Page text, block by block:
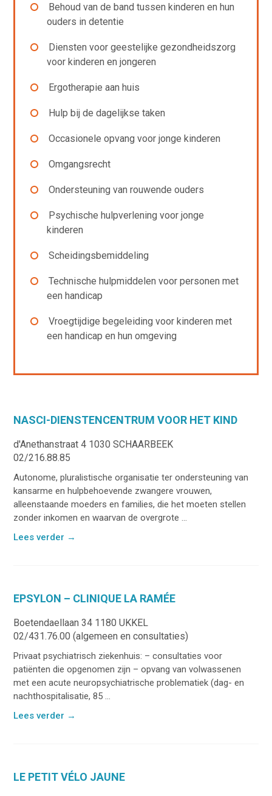
Behoud van de band tussen kinderen en hun
ouders in detentie
Diensten voor geestelijke gezondheidszorg
voor kinderen en jongeren
Ergotherapie aan huis
Hulp bij de dagelijkse taken
Occasionele opvang voor jonge kinderen
Omgangsrecht
Ondersteuning van rouwende ouders
Psychische hulpverlening voor jonge
kinderen
Scheidingsbemiddeling
Technische hulpmiddelen voor personen met
een handicap
Vroegtijdige begeleiding voor kinderen met
een handicap en hun omgeving
NASCI-DIENSTENCENTRUM VOOR HET KIND
d'Anethanstraat 4 1030 SCHAARBEEK
02/216.88.85
Autonome, pluralistische organisatie ter ondersteuning van
kansarme en hulpbehoevende zwangere vrouwen,
alleenstaande moeders en families, die het moeten stellen
zonder inkomen en waarvan de overgrote ...
Lees verder →
EPSYLON – CLINIQUE LA RAMÉE
Boetendaellaan 34 1180 UKKEL
02/431.76.00 (algemeen en consultaties)
Privaat psychiatrisch ziekenhuis: – consultaties voor
patiënten die opgenomen zijn – opvang van volwassenen
met een acute neuropsychiatrische problematiek (dag- en
nachthospitalisatie, 85 ...
Lees verder →
LE PETIT VÉLO JAUNE